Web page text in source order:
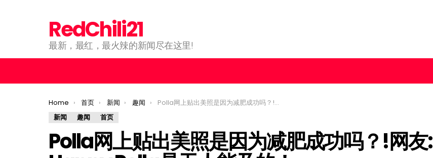
RedChili21
最新，最红，最火辣的新闻尽在这里!
You are here:
Home 首页 新闻 趣闻
Polla网上贴出美照是因为减肥成功吗？!网友: Happy Polla是无人能及的！
新闻
趣闻 首页
Polla网上贴出美照是因为减肥成功吗？!网友: